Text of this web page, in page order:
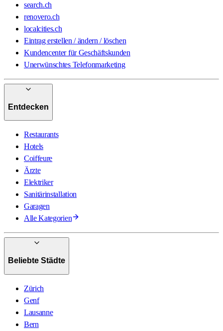
search.ch
renovero.ch
localcities.ch
Eintrag erstellen / ändern / löschen
Kundencenter für Geschäftskunden
Unerwünschtes Telefonmarketing
Entdecken
Restaurants
Hotels
Coiffeure
Ärzte
Elektriker
Sanitärinstallation
Garagen
Alle Kategorien
Beliebte Städte
Zürich
Genf
Lausanne
Bern